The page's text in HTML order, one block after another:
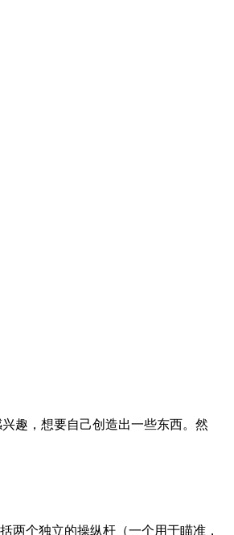
趣，想要自己创造出一些东西。然
个独立的操纵杆（一个用于瞄准，